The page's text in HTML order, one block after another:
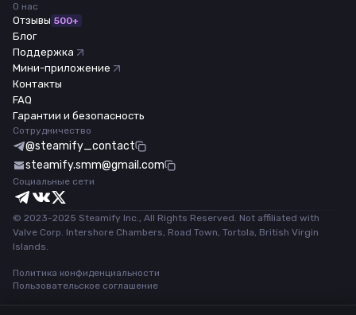
О нас
Отзывы 500+
Блог
Поддержка
Мини-приложение
Контакты
FAQ
Гарантии и безопасность
Сотрудничество
@steamify_contact
steamify.smm@gmail.com
Социальные сети
© 2023-2025 Steamify Inc., All Rights Reserved. Not affiliated with
Valve Corp. Intershore Chambers, Road Town, Tortola, British Virgin
Islands.
Политика конфиденциальности
Пользовательское соглашение